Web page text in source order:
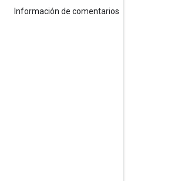
Información de comentarios